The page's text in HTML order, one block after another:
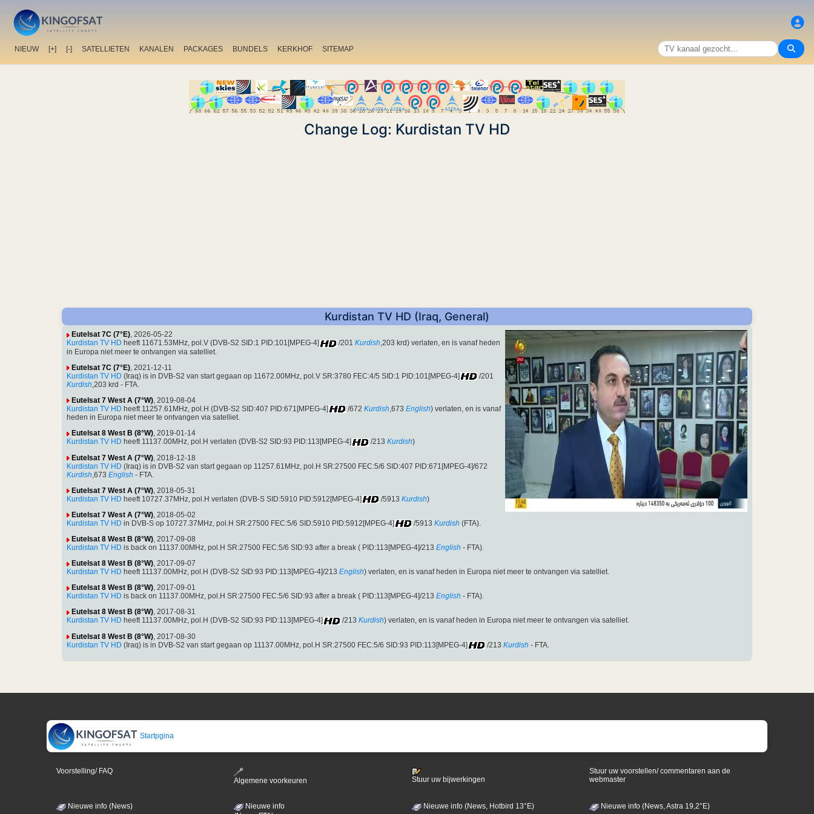
NIEUW [+] [-] SATELLIETEN KANALEN PACKAGES BUNDELS KERKHOF SITEMAP
Change Log: Kurdistan TV HD
Kurdistan TV HD (Iraq, General)
Eutelsat 7C (7°E), 2026-05-22
Kurdistan TV HD heeft 11671.53MHz, pol.V (DVB-S2 SID:1 PID:101[MPEG-4] /201 Kurdish,203 krd) verlaten, en is vanaf heden
in Europa niet meer te ontvangen via satelliet.
Eutelsat 7C (7°E) , 2021-12-11
Kurdistan TV HD (Iraq) is in DVB-S2 van start gegaan op 11672.00MHz, pol.V SR:3780 FEC:4/5 SID:1 PID:101[MPEG-4]
/201
Kurdish,203 krd - FTA.
Eutelsat 7 West A (7°W), 2019-08-04
Kurdistan TV HD heeft 11257.61MHz, pol.H (DVB-S2 SID:407 PID:671[MPEG-4] /672 Kurdish,673 English) verlaten, en is vanaf
heden in Europa niet meer te ontvangen via satelliet.
Eutelsat 8 West B (8°W), 2019-01-14
Kurdistan TV HD heeft 11137.00MHz, pol.H verlaten (DVB-S2 SID:93 PID:113[MPEG-4] /213 Kurdish)
Eutelsat 7 West A (7°W) , 2018-12-18
Kurdistan TV HD (Iraq) is in DVB-S2 van start gegaan op 11257.61MHz, pol.H SR:27500 FEC:5/6 SID:407 PID:671[MPEG-4]/672
Kurdish ,673 English - FTA.
Eutelsat 7 West A (7°W) , 2018-05-31
Kurdistan TV HD heeft 10727.37MHz, pol.H verlaten (DVB-S SID:5910 PID:5912[MPEG-4] /5913 Kurdish)
Eutelsat 7 West A (7°W), 2018-05-02
Kurdistan TV HD in DVB-S op 10727.37MHz, pol.H SR:27500 FEC:5/6 SID:5910 PID:5912[MPEG-4] /5913 Kurdish (FTA).
Eutelsat 8 West B (8°W), 2017-09-08
Kurdistan TV HD is back on 11137.00MHz, pol.H SR:27500 FEC:5/6 SID:93 after a break ( PID:113[MPEG-4]/213 English - FTA).
Eutelsat 8 West B (8°W), 2017-09-07
Kurdistan TV HD heeft 11137.00MHz, pol.H (DVB-S2 SID:93 PID:113[MPEG-4]/213 English) verlaten, en is vanaf heden in Europa niet meer te ontvangen via satelliet.
Eutelsat 8 West B (8°W), 2017-09-01
Kurdistan TV HD is back on 11137.00MHz, pol.H SR:27500 FEC:5/6 SID:93 after a break ( PID:113[MPEG-4]/213 English - FTA).
Eutelsat 8 West B (8°W), 2017-08-31
Kurdistan TV HD heeft 11137.00MHz, pol.H (DVB-S2 SID:93 PID:113[MPEG-4] /213 Kurdish) verlaten, en is vanaf heden in Europa niet meer te ontvangen via satelliet.
Eutelsat 8 West B (8°W) , 2017-08-30
Kurdistan TV HD (Iraq) is in DVB-S2 van start gegaan op 11137.00MHz, pol.H SR:27500 FEC:5/6 SID:93 PID:113[MPEG-4] /213 Kurdish - FTA.
Startpgina
Voorstelling/ FAQ
Algemene voorkeuren
Stuur uw bijwerkingen
Stuur uw voorstellen/ commentaren aan de
webmaster
Nieuwe info (News)
Nieuwe info
Nieuwe info (News, Hotbird 13°E) Nieuwe info (News, Astra 19,2°E)